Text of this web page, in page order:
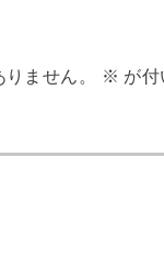
ません。 ※ が付